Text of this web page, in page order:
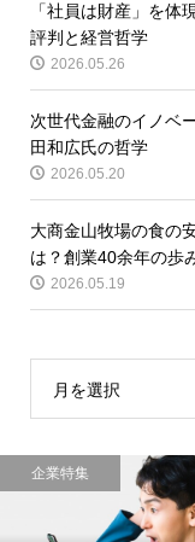
「社員は財産」を体
評判と経営哲学
2026.05.26
次世代金融のイノベ
田和広氏の哲学
2026.05.20
大商金山牧場の食の
は？創業40余年の歩
2026.05.19
月を選択
企業特集